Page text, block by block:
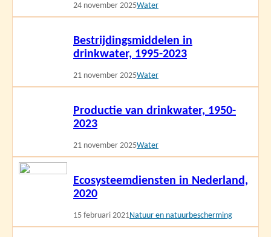
24 november 2025Water
Bestrijdingsmiddelen in
drinkwater, 1995-2023
21 november 2025Water
Productie van drinkwater, 1950-
2023
21 november 2025Water
Ecosysteemdiensten in Nederland,
2020
15 februari 2021Natuur en natuurbescherming
Lees